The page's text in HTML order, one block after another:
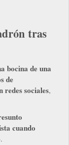
tras
bocina de una
de
redes sociales,
cuando
.